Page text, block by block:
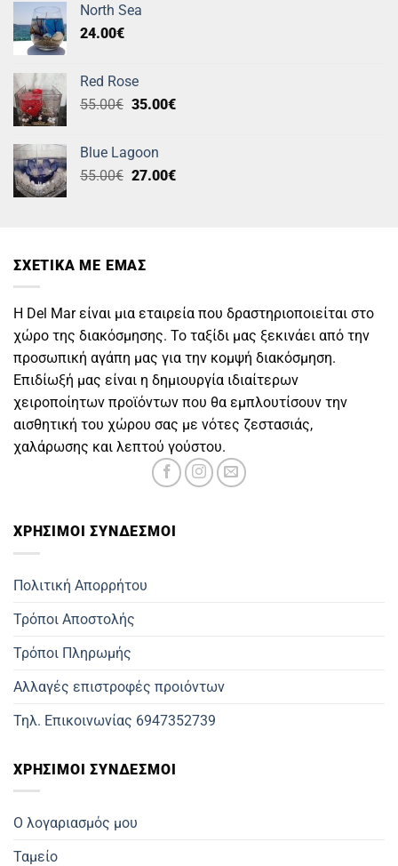
North Sea
24.00€
Red Rose
55.00€ Original
55.00€.
35.00€Η
35.00€.
Blue Lagoon
55.00€ Original
27.00€Η
ΣΧΕΤΙΚΑ ΜΕ ΕΜΑΣ
Η Del Mar είναι μια εταιρεία που δραστηριοποιείται στο
χώρο της διακόσμησης. Το ταξίδι μας ξεκινάει από την
προσωπική αγάπη μας για την κομψή διακόσμηση.
Επιδίωξή μας είναι η δημιουργία ιδιαίτερων
χειροποίητων προϊόντων που θα εμπλουτίσουν την
αισθητική του χώρου σας με νότες ζεστασιάς,
χαλάρωσης και λεπτού γούστου.
ΧΡΗΣΙΜOΙ ΣΥΝΔΕΣΜΟΙ
Πολιτική Απορρήτου
Τρόποι Αποστολής
Τρόποι Πληρωμής
Αλλαγές επιστροφές προιόντων
Τηλ. Επικοινωνίας 6947352739
ΧΡΗΣΙΜΟΙ ΣΥΝΔΕΣΜΟΙ
Ο λογαριασμός μου
Ταμείο